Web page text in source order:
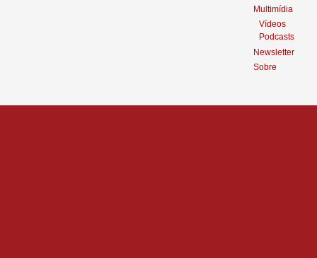
Multimídia
Vídeos
Podcasts
Newsletter
Sobre